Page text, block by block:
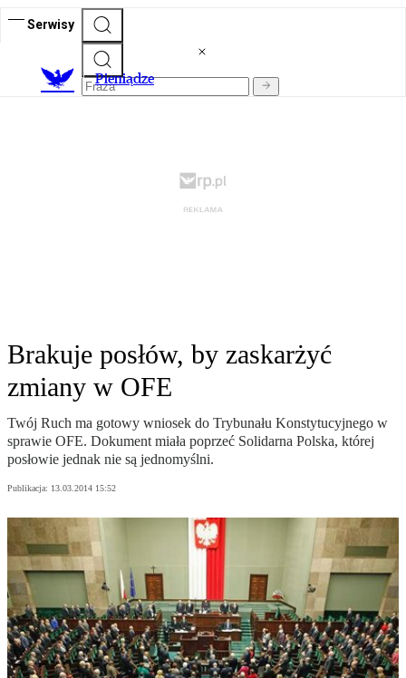
Serwisy
Pieniądze
Brakuje posłów, by zaskarżyć
zmiany w OFE
Twój Ruch ma gotowy wniosek do Trybunału Konstytucyjnego w
sprawie OFE. Dokument miała poprzeć Solidarna Polska, której
posłowie jednak nie są jednomyślni.
Publikacja: 13.03.2014 15:52